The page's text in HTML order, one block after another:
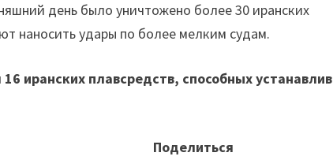
день было уничтожено более 30 иранских
наносить удары по более мелким судам.
иранских плавсредств, способных
Поделиться